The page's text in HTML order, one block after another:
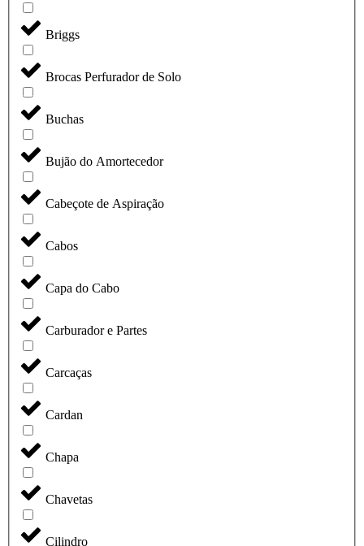
Briggs
Brocas Perfurador de Solo
Buchas
Bujão do Amortecedor
Cabeçote de Aspiração
Cabos
Capa do Cabo
Carburador e Partes
Carcaças
Cardan
Chapa
Chavetas
Cilindro